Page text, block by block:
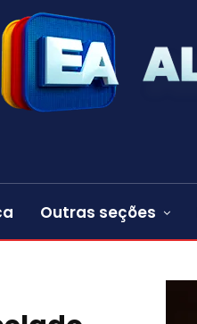
Outras seções